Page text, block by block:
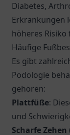
Diabetes,
Erkrankungen
höheres
Häufige
Es gibt
Podologie
gehören:
Plattfüße:
und
Scharfe